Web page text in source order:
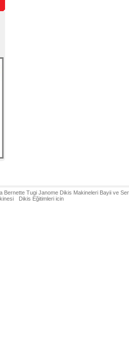
Bernette Tugi Janome Dikis Makineleri Bayii ve
Dikis Eğitimleri icin